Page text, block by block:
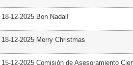
18-12-2025 Bon Nadal!
18-12-2025 Merry Christmas
15-12-2025 Comisión de Asesoramiento